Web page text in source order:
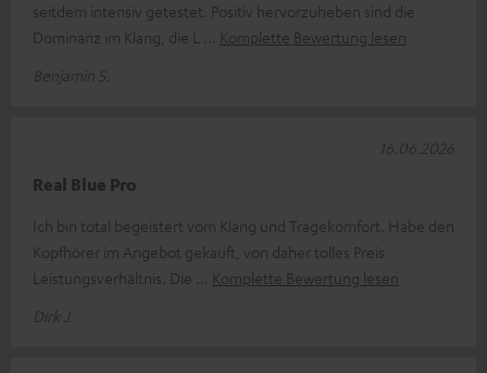
seitdem intensiv getestet. Positiv hervorzuheben sind die
Dominanz im Klang, die L
Komplette Bewertung lesen
Benjamin S.
Real Blue Pro
Ich bin total begeistert vom Klang und Tragekomfort. Habe den
Kopfhörer im Angebot gekauft, von daher tolles Preis
Leistungsverhältnis. Die
Komplette Bewertung lesen
Dirk J.
16.06.2026